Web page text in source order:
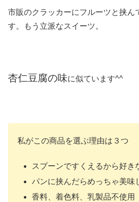
市販のクラッカーにフルーツと挟ん
す。もう立派なスイーツ。
杏仁豆腐の味に似ています^^
私がこの商品を選ぶ理由は３つ
スプーンですくえるから好き
パンに挟んだらめっちゃ美味
香料、着色料、乳製品不使用